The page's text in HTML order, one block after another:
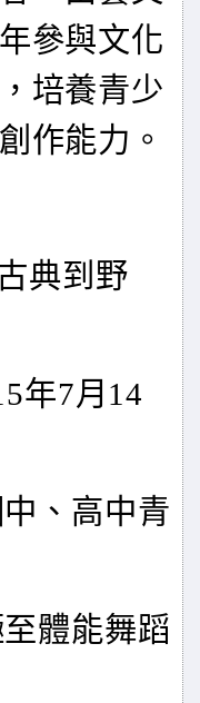
參與文化
培養青少
作能力。
典到野
年7月14
、高中青
體能舞蹈